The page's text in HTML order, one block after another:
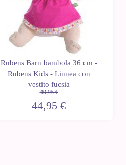
Rubens Barn bambola 36 cm -
Rubens Kids - Linnea con
vestito fucsia
49,95 €
44,95 €